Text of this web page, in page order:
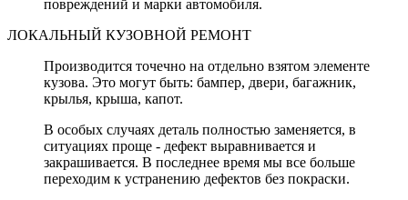
повреждений и марки автомобиля.
ЛОКАЛЬНЫЙ КУЗОВНОЙ РЕМОНТ
Производится точечно на отдельно взятом элементе
кузова. Это могут быть: бампер, двери, багажник,
крылья, крыша, капот.
В особых случаях деталь полностью заменяется, в
ситуациях проще - дефект выравнивается и
закрашивается. В последнее время мы все больше
переходим к устранению дефектов без покраски.